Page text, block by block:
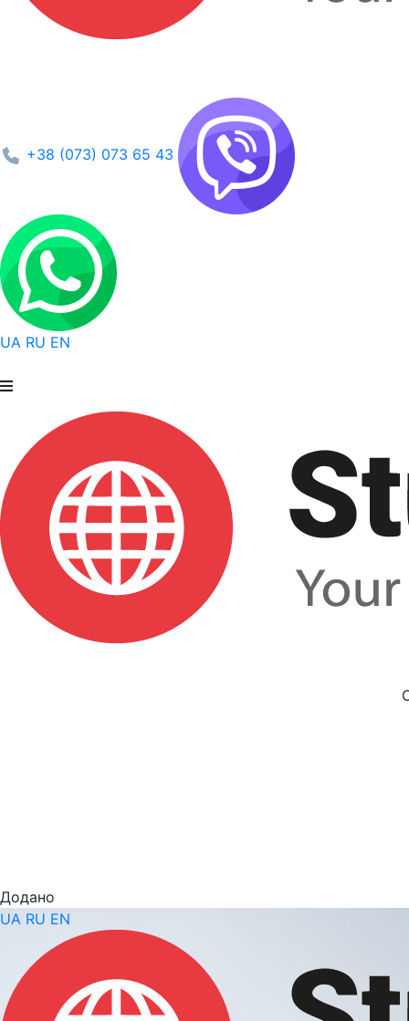
+38 (073) 073 65 43
UA RU EN
Додано
UA RU EN